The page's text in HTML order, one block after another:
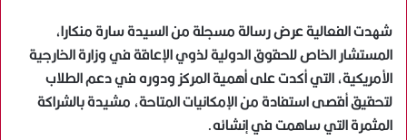
شهدت الفعالية عرض رسالة مسجلة من السيدة سارة منكارا،
المستشار الخاص للحقوق الدولية لذوي الإعاقة في وزارة الخارجية
الأمريكية، التي أكدت على أهمية المركز ودوره في دعم الطلاب
لتحقيق أقصى استفادة من الإمكانيات المتاحة، مشيدة بالشراكة
المثمرة التي ساهمت في إنشائه.